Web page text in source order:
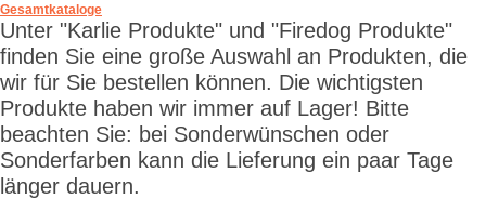
Gesamtkataloge
Unter "Karlie Produkte" und "Firedog Produkte"
finden Sie eine große Auswahl an Produkten, die
wir für Sie bestellen können. Die wichtigsten
Produkte haben wir immer auf Lager! Bitte
beachten Sie: bei Sonderwünschen oder
Sonderfarben kann die Lieferung ein paar Tage
länger dauern.